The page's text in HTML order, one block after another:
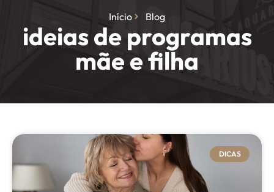
Início Blog
ideias de programas
mãe e filha
DICAS